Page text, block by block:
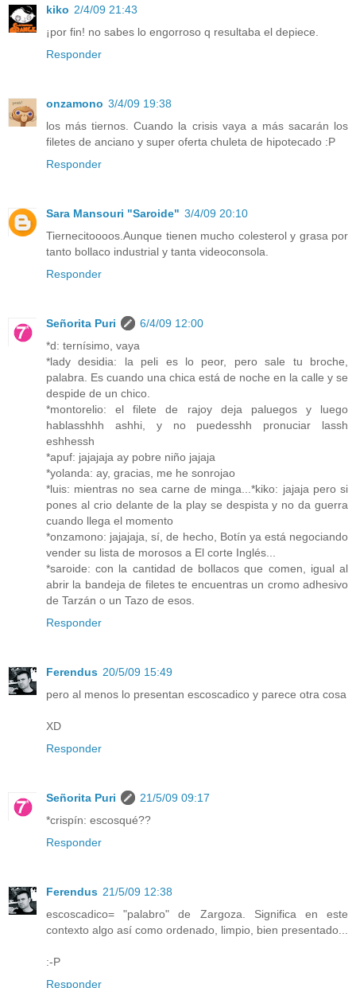
kiko 2/4/09 21:43
¡por fin! no sabes lo engorroso q resultaba el depiece.
Responder
onzamono 3/4/09 19:38
los más tiernos. Cuando la crisis vaya a más sacarán los
filetes de anciano y super oferta chuleta de hipotecado :P
Responder
Sara Mansouri "Saroide" 3/4/09 20:10
Tiernecitoooos.Aunque tienen mucho colesterol y grasa por
tanto bollaco industrial y tanta videoconsola.
Responder
Señorita Puri
6/4/09 12:00
*d: ternísimo, vaya
*lady desidia: la peli es lo peor, pero sale tu broche,
palabra. Es cuando una chica está de noche en la calle y se
despide de un chico.
*montorelio: el filete de rajoy deja paluegos y luego
hablasshhh ashhi, y no puedesshh pronuciar lassh
eshhessh
*apuf: jajajaja ay pobre niño jajaja
*yolanda: ay, gracias, me he sonrojao
*luis: mientras no sea carne de minga...*kiko: jajaja pero si
pones al crio delante de la play se despista y no da guerra
cuando llega el momento
*onzamono: jajajaja, sí, de hecho, Botín ya está negociando
vender su lista de morosos a El corte Inglés...
*saroide: con la cantidad de bollacos que comen, igual al
abrir la bandeja de filetes te encuentras un cromo adhesivo
de Tarzán o un Tazo de esos.
Responder
Ferendus 20/5/09 15:49
pero al menos lo presentan escoscadico y parece otra cosa
XD
Responder
Señorita Puri
21/5/09 09:17
*crispín: escosqué??
Responder
Ferendus 21/5/09 12:38
escoscadico= "palabro" de Zargoza. Significa en este
contexto algo así como ordenado, limpio, bien presentado...
:-P
Responder